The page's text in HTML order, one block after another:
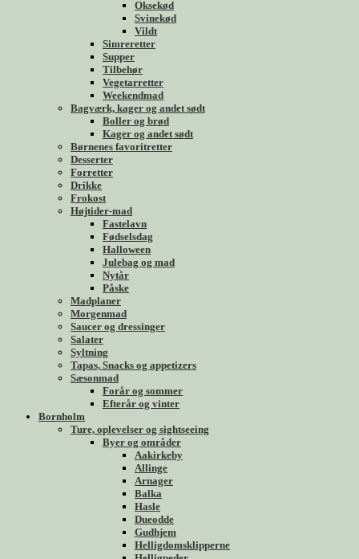
Oksekød
Svinekød
Vildt
Simreretter
Supper
Tilbehør
Vegetarretter
Weekendmad
Bagværk, kager og andet sødt
Boller og brød
Kager og andet sødt
Børnenes favoritretter
Desserter
Forretter
Drikke
Frokost
Højtider-mad
Fastelavn
Fødselsdag
Halloween
Julebag og mad
Nytår
Påske
Madplaner
Morgenmad
Saucer og dressinger
Salater
Syltning
Tapas, Snacks og appetizers
Sæsonmad
Forår og sommer
Efterår og vinter
Bornholm
Ture, oplevelser og sightseeing
Byer og områder
Aakirkeby
Allinge
Arnager
Balka
Hasle
Dueodde
Gudhjem
Helligdomsklipperne